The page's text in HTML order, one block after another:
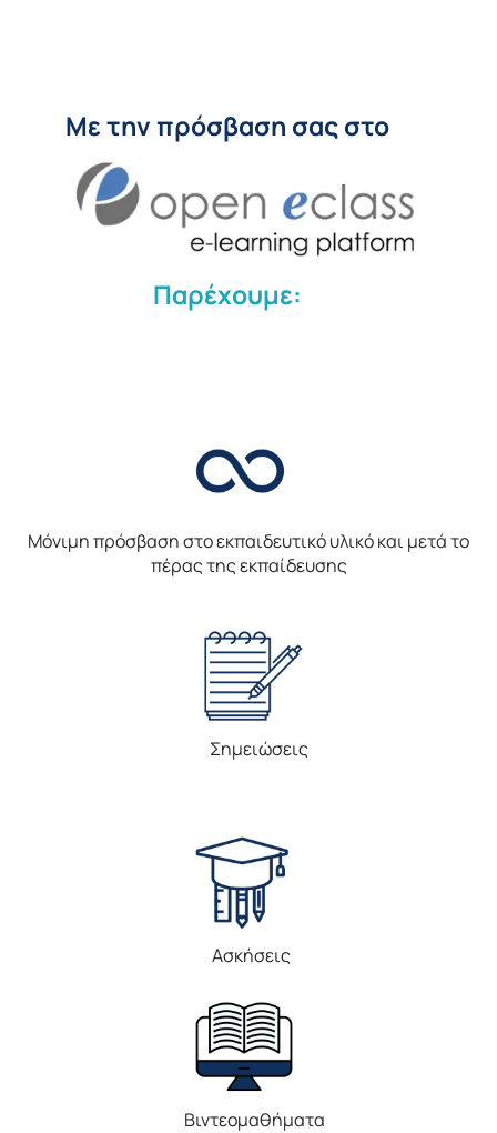
Με την πρόσβαση σας στο
Παρέχουμε:
Μόνιμη πρόσβαση στο εκπαιδευτικό υλικό και μετά το
πέρας της εκπαίδευσης
Σημειώσεις
Ασκήσεις
Βιντεομαθήματα